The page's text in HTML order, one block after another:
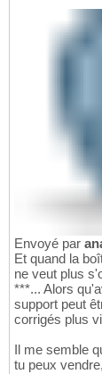
Envoyé par
Et quand la
ne veut plus
***... Alors
support peut
corrigés plus
Il me semble
tu peux